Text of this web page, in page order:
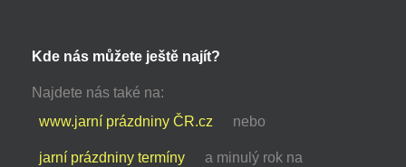
Kde nás můžete ještě najít?
Najdete nás také na:
www.jarní prázdniny ČR.cz
nebo
jarní prázdniny termíny a minulý rok na